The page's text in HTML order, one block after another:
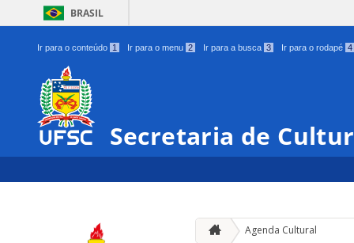
BRASIL
Ir para o conteúdo 1 Ir para o menu 2 Ir para a busca 3 Ir para o rodapé 4
Secretaria de
Agenda Cultural